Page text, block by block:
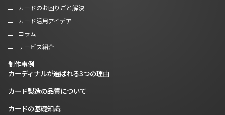
カードのお困りごと解決
カード活用アイデア
コラム
サービス紹介
制作事例
カーディナルが選ばれる3つの理由
カード製造の品質について
カードの基礎知識